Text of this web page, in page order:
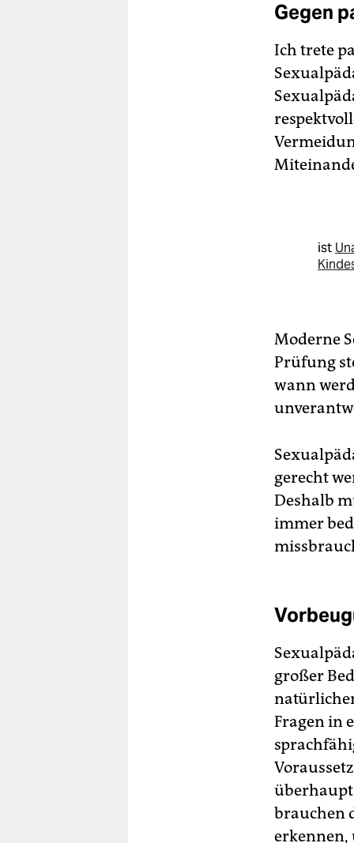
Gegen
Ich trete
ist
Moderne
Prüfung
wann
gerecht
Deshalb
immer
großer
Fragen in
überhaupt
brauchen
erkennen,